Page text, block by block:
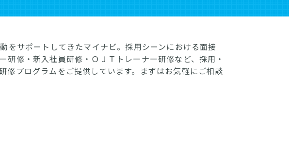
をサポートしてきたマイナビ。採用シーンにおける面接
修・新入社員研修・ＯＪＴトレーナー研修など、採用・
プログラムをご提供しています。まずはお気軽にご相談